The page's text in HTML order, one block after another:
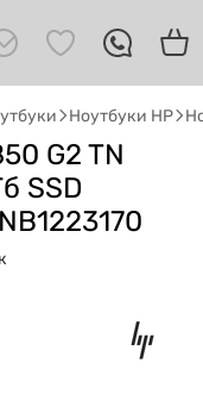
Ноутбуки HP
G2 TN
SSD